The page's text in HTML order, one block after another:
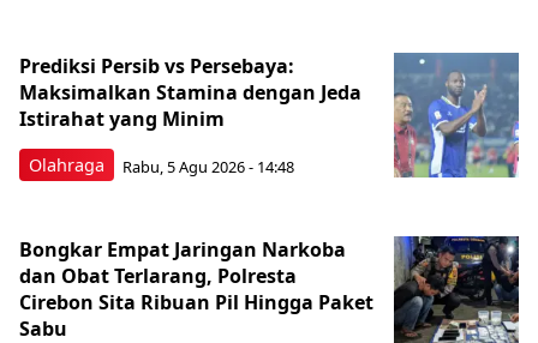
Olahraga
Prediksi Persib vs Persebaya:
Maksimalkan Stamina dengan Jeda
Istirahat yang Minim
Rabu, 5 Agu 2026 - 14:48
Bongkar Empat Jaringan Narkoba
dan Obat Terlarang, Polresta
Cirebon Sita Ribuan Pil Hingga Paket
Sabu